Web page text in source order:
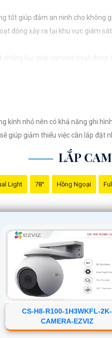
tốt giúp đảm an ninh cho
động xảy ra tại khu vực giám
chống bụi giúp camera hoạt
kính nhỏ nên có khả năng ghi
giúp giảm thiểu việc cần lắp đặt
LẮP
Light 78° Hồng Ngoại
CS-H8-R100-1H3WKFL-2K-
CAMERA-EZVIZ